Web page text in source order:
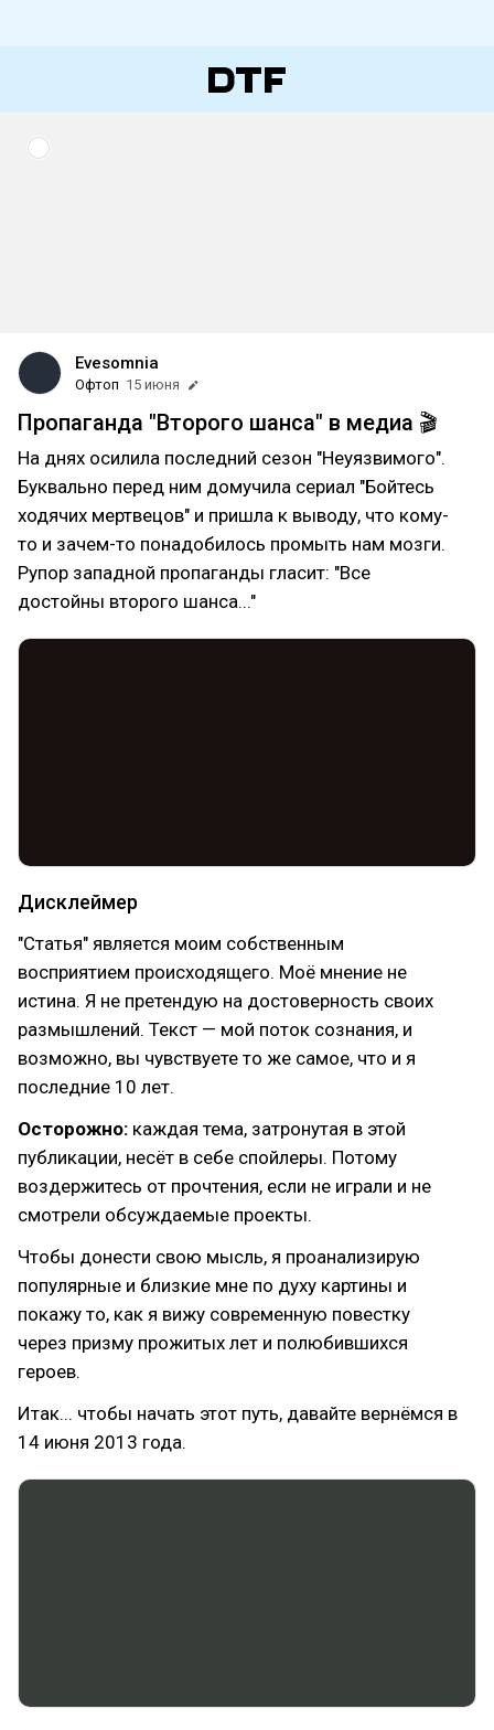
Evesomnia
Офтоп 15 июня
Пропаганда "Второго шанса" в медиа 🎬
На днях осилила последний сезон "Неуязвимого".
Буквально перед ним домучила сериал "Бойтесь
ходячих мертвецов" и пришла к выводу, что кому-
то и зачем-то понадобилось промыть нам мозги.
Рупор западной пропаганды гласит: "Все
достойны второго шанса..."
Дисклеймер
"Статья" является моим собственным
восприятием происходящего. Моё мнение не
истина. Я не претендую на достоверность своих
размышлений. Текст — мой поток сознания, и
возможно, вы чувствуете то же самое, что и я
последние 10 лет.
Осторожно: каждая тема, затронутая в этой
публикации, несёт в себе спойлеры. Потому
воздержитесь от прочтения, если не играли и не
смотрели обсуждаемые проекты.
Чтобы донести свою мысль, я проанализирую
популярные и близкие мне по духу картины и
покажу то, как я вижу современную повестку
через призму прожитых лет и полюбившихся
героев.
Итак... чтобы начать этот путь, давайте вернёмся в
14 июня 2013 года.